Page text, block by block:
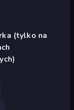
(tylko na